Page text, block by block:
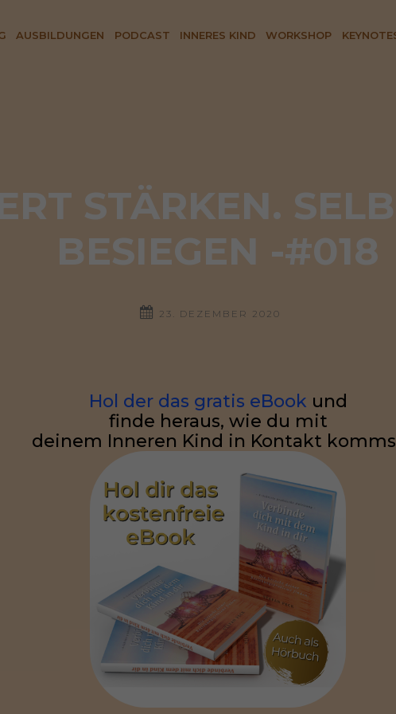
AUSBILDUNGEN PODCAST INNERES KIND WORKSHOP
STÄRKEN.
BESIEGEN -#018
23. DEZEMBER 2020
Hol der das gratis eBook und
finde heraus, wie du mit
deinem Inneren Kind in Kontakt